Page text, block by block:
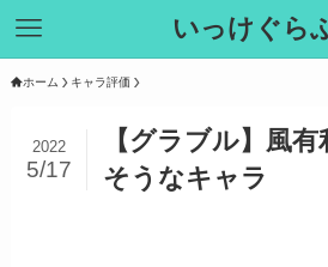
いっけぐら
ホーム キャラ評価
【グラブル】風
そうなキャラ
2022
5/17